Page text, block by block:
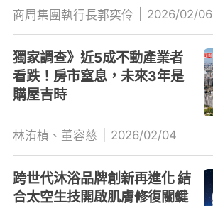
商周集團執行長郭奕伶 2026/02/06
獨家調查》近5成不動產業者
看跌！房市窒息，未來3年是
購屋吉時
林洧楨、董容慈 2026/02/04
跨世代沐浴品牌創新再進化 結
合太空生技開啟肌膚修復關鍵